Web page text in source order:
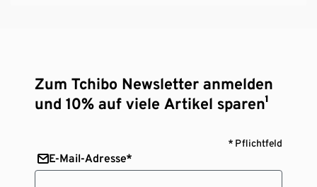
Zum Tchibo Newsletter anmelden
und 10% auf viele Artikel sparen¹
* Pflichtfeld
E-Mail-Adresse*